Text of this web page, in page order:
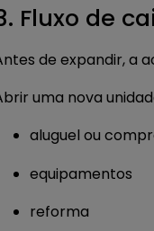
Fluxo de
de expandir, a
uma nova
aluguel ou
equipamentos
reforma